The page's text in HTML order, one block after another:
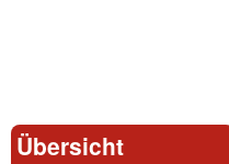
Übersicht